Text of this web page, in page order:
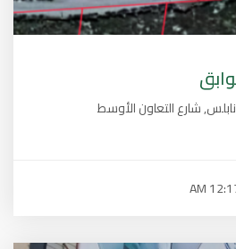
شارع التعاون الأوسط